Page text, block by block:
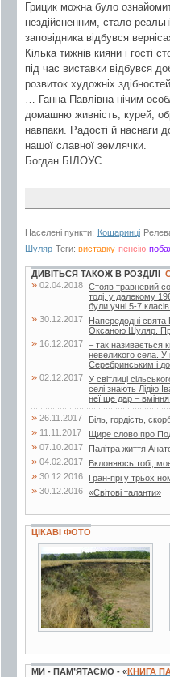
Грицик можна було
нездійсненним, стало
заповідника відбувся
Кілька тижнів кияни і гості
під час виставки відбувся
розвиток художніх
… Ганна Павлівна нічим
домашню живність, курей,
навпаки. Радості й наснаги
нашої славної землячки.
Богдан БІЛОУС
Населені пункти: Кошаринці
Шуляр Теги: виставку пенсію
ДИВІТЬСЯ ТАКОЖ В РОЗДІЛІ
» 02.04.2018 Стояв травневий
тоді, у далекому
були учні 5-7
» 30.12.2017
Напередодні свята
Оксаною Шуляр.
» 16.12.2017 – так називається
невеликого села. У
Серебринським і
» 02.12.2017 У світлиці
селі знають Лідію
неї ще дар – вміння
» 26.11.2017 Біль, гордість,
» 11.11.2017 Щире слово про
» 07.10.2017 Палітра життя
» 04.02.2017 Вклоняюсь тобі,
» 30.12.2016 Гран-прі у трьох
» 30.12.2016 «Світові таланти»
ЦІКАВІ ФОТО
14 фото
МИ - ПАМ’ЯТАЄМО - «КНИГА